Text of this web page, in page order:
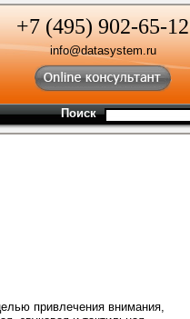
+7 (495) 902-65-12
info@datasystem.ru
Поиск
привлечения внимания,